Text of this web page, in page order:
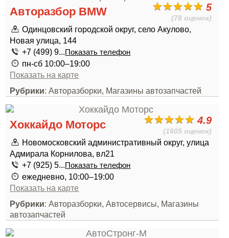
5
(78 оценок)
Авторазбор BMW
Одинцовский городской округ, село Акулово,
Новая улица, 144
+7 (499) 9...Показать телефон
пн-сб 10:00–19:00
Показать на карте
Рубрики: Авторазборки, Магазины автозапчастей
4.9
(1605 оценок)
Хоккайдо Моторс
Новомосковский административный округ, улица
Адмирала Корнилова, вл21
+7 (925) 5...Показать телефон
ежедневно, 10:00–19:00
Показать на карте
Рубрики: Авторазборки, Автосервисы, Магазины
автозапчастей